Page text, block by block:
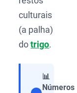
culturais
(a palha)
dotrigo.
📊
Números